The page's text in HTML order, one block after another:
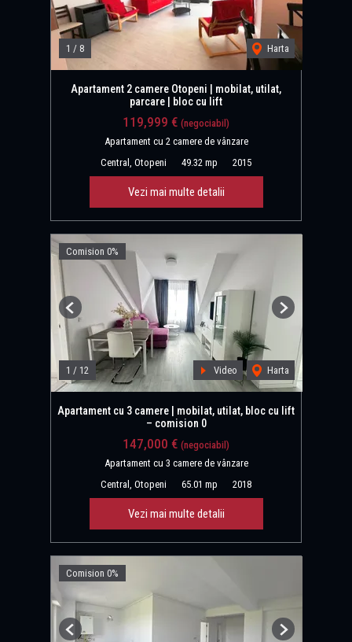
1 / 8 Harta
Apartament 2 camere Otopeni | mobilat, utilat,
parcare | bloc cu lift
119,999 € (negociabil)
Apartament cu 2 camere de vânzare
Central, Otopeni
49.32 mp 2015
Vezi mai multe detalii
Comision 0%
1 / 12 Video Harta
Previous Next
Apartament cu 3 camere | mobilat, utilat, bloc cu lift
– comision 0
147,000 € (negociabil)
Apartament cu 3 camere de vânzare
Central, Otopeni
65.01 mp 2018
Vezi mai multe detalii
Comision 0%
Previous Next